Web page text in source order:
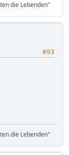
die Lebenden"
#93
die Lebenden"